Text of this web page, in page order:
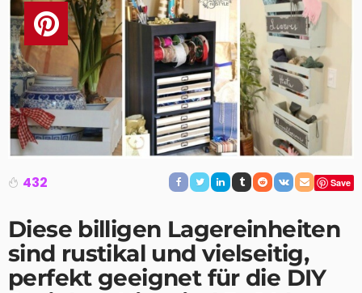
432 Save
Diese billigen Lagereinheiten
sind rustikal und vielseitig,
perfekt geeignet für die DIY